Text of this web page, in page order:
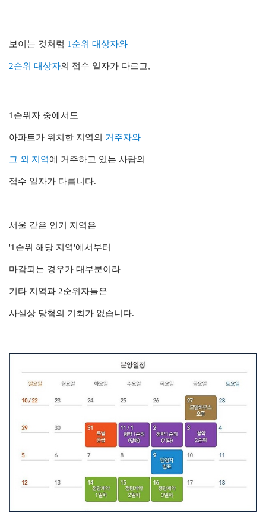
보이는 것처럼 1순위 대상자와
2순위 대상자의 접수 일자가 다르고,
1순위자 중에서도
아파트가 위치한 지역의 거주자와
그 외 지역에 거주하고 있는 사람의
접수 일자가 다릅니다.
서울 같은 인기 지역은
'1순위 해당 지역'에서부터
마감되는 경우가 대부분이라
기타 지역과 2순위자들은
사실상 당첨의 기회가 없습니다.